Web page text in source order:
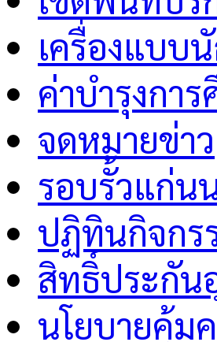
เครื่องแบบ
ค่าบำรุงกา
จดหมายข่าว
รอบรั้วแก่น
ปฏิทินกิจกร
สิทธิ์ประกัน
นโยบายคุ้ม